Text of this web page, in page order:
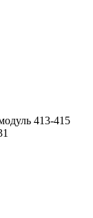
413-415